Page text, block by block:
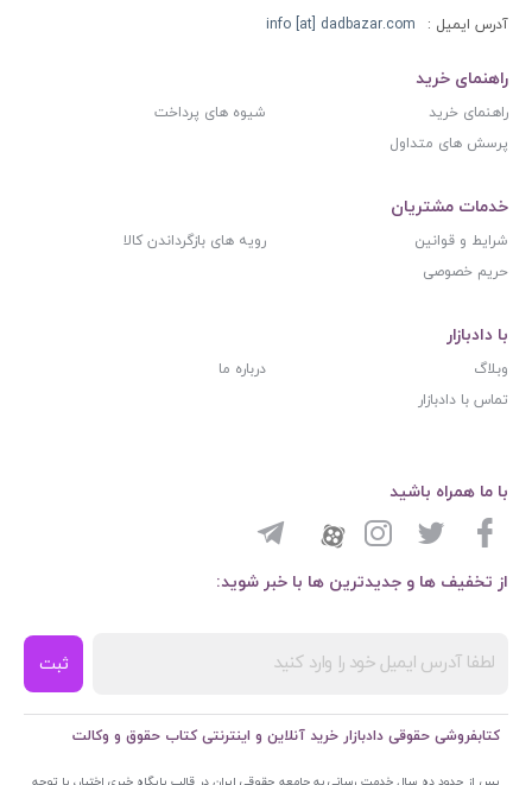
آدرس ایمیل : info [at] dadbazar.com
راهنمای خرید
راهنمای خرید
شیوه های پرداخت
پرسش های متداول
خدمات مشتریان
شرایط و قوانین
رویه های بازگرداندن کالا
حریم خصوصی
با دادبازار
وبلاگ
درباره ما
تماس با دادبازار
از تخفیف ها و جدیدترین ها با خبر شوید:
ثبت
با ما همراه باشید
کتابفروشی حقوقی دادبازار خرید آنلاین و اینترنتی کتاب حقوق و وکالت